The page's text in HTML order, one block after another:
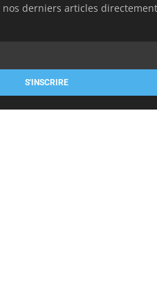
derniers articles
S'INSCRIRE